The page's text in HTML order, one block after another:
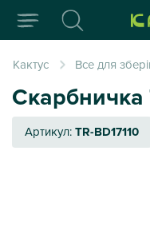
Кактус Все для
Артикул:TR-BD17110